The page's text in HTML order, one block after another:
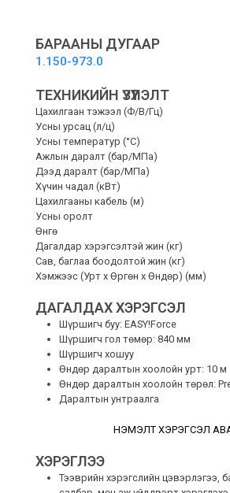
Edition
ДАРАЛТЫН
ШҮРШИГЧ
quantity
БАРААНЫ ДУГААР
1.150-973.0
ТЕХНИКИЙН ҮЗҮҮЛЭЛТ
Цахилгаан тэжээл (Ф/В/Гц)
Усны урсац (л/ц)
Усны температур (°C)
Ажлын даралт (бар/MПa)
Дээд даралт (бар/MПa)
Хүчин чадал (кВт)
Цахилгааны кабель (м)
Усны оролт
Өнгө
Дагалдар хэрэгсэлтэй жин (кг)
Сав, баглаа боодолтой жин (кг)
Хэмжээс (Урт x Өргөн x Өндөр) (мм)
ДАГАЛДАХ ХЭРЭГСЭЛ
Шүршигч буу: EASY!Force
Шүршигч гол төмөр: 840 мм
Шүршигч хошуу
Өндөр даралтын хоолойн урт: 10 м
Өндөр даралтын хоолойн төрөл:
Даралтын унтраалга
НЭМЭЛТ ХЭРЭГСЭЛ
ХЭРЭГЛЭЭ
Тээврийн хэрэгслийн цэвэрлэгээ,